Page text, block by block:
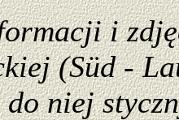
i
(Süd -
niej